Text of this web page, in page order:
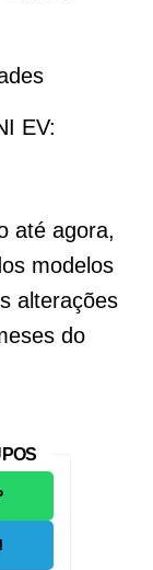
EV:
até agora,
modelos
alterações
do